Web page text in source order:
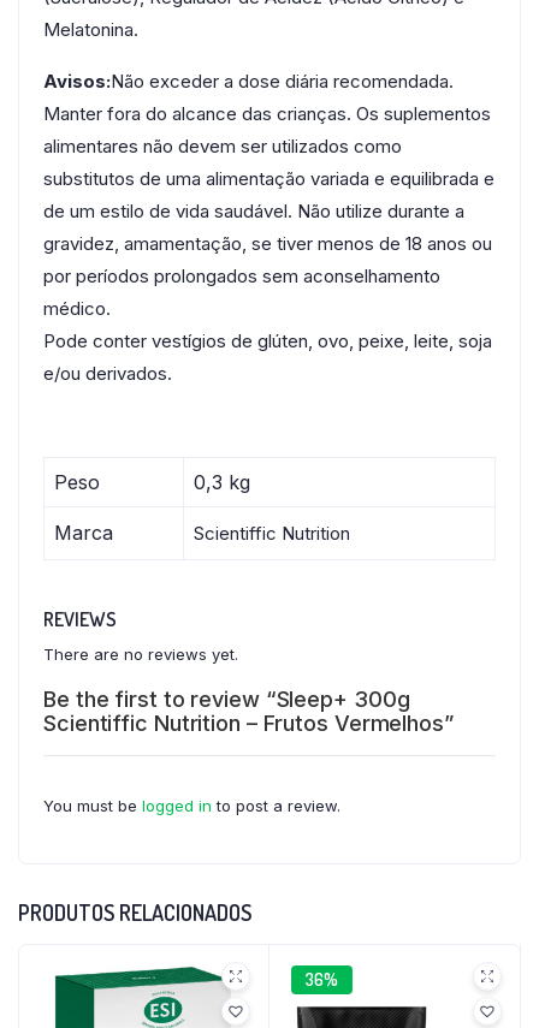
Melatonina.
Avisos:Não exceder a dose diária recomendada.
Manter fora do alcance das crianças. Os suplementos
alimentares não devem ser utilizados como
substitutos de uma alimentação variada e equilibrada e
de um estilo de vida saudável. Não utilize durante a
gravidez, amamentação, se tiver menos de 18 anos ou
por períodos prolongados sem aconselhamento
médico.
Pode conter vestígios de glúten, ovo, peixe, leite, soja
e/ou derivados.
Peso 0,3 kg
Marca Scientiffic Nutrition
REVIEWS
There are no reviews yet.
Be the first to review “Sleep+ 300g
Scientiffic Nutrition – Frutos Vermelhos”
You must be logged in to post a review.
PRODUTOS RELACIONADOS
36%